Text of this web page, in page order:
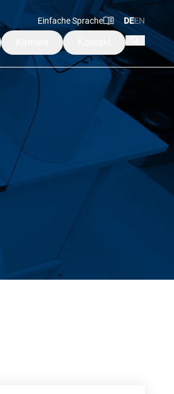
Einfache Sprache DEEN